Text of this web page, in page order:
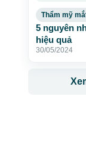
Thẩm mỹ
5 nguyên
hiệu quả
30/05/2024